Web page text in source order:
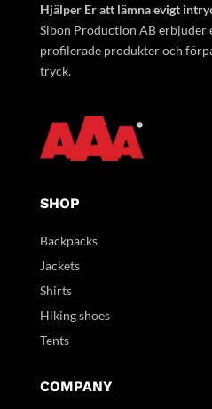
Hjälper Er att lämna evigt
Sibon Production AB
profilerade produkter och
tryck.
SHOP
Backpacks
Jackets
Shirts
Hiking shoes
Tents
COMPANY